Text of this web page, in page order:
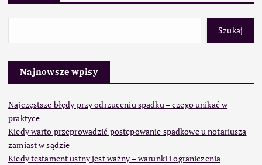
Szukaj
Najnowsze wpisy
Najczęstsze błędy przy odrzuceniu spadku – czego unikać w
praktyce
Kiedy warto przeprowadzić postępowanie spadkowe u notariusza
zamiast w sądzie
Kiedy testament ustny jest ważny – warunki i ograniczenia